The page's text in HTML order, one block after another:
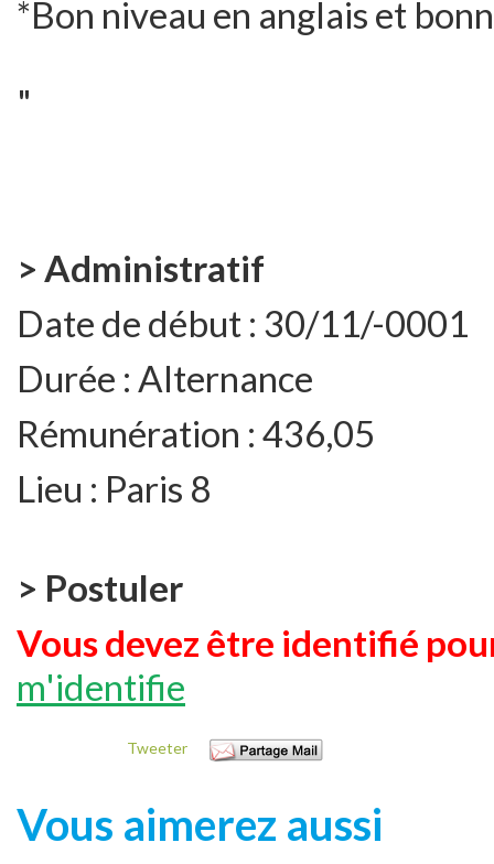
*Bon niveau en anglais et
"
> Administratif
Date de début : 30/11/-0001
Durée : Alternance
Rémunération : 436,05
Lieu : Paris 8
> Postuler
Vous devez être identifié
m'identifie
Tweeter
Vous aimerez aussi